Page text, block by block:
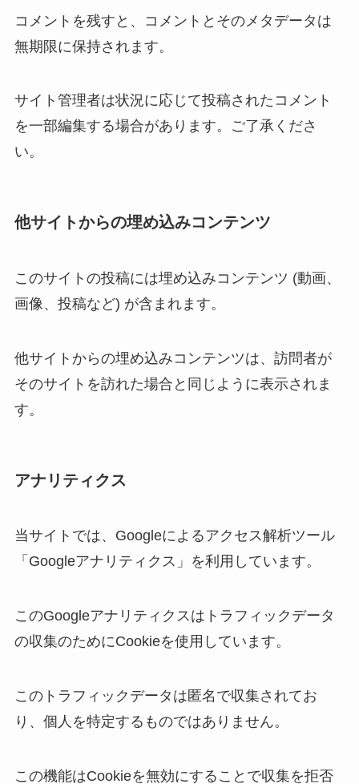
コメントを残すと、コメントとそのメタデータは
無期限に保持されます。
サイト管理者は状況に応じて投稿されたコメント
を一部編集する場合があります。ご了承くださ
い。
他サイトからの埋め込みコンテンツ
このサイトの投稿には埋め込みコンテンツ (動画、
画像、投稿など) が含まれます。
他サイトからの埋め込みコンテンツは、訪問者が
そのサイトを訪れた場合と同じように表示されま
す。
アナリティクス
当サイトでは、Googleによるアクセス解析ツール
「Googleアナリティクス」を利用しています。
このGoogleアナリティクスはトラフィックデータ
の収集のためにCookieを使用しています。
このトラフィックデータは匿名で収集されてお
り、個人を特定するものではありません。
この機能はCookieを無効にすることで収集を拒否